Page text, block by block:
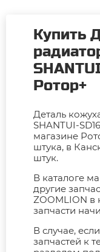
Купить
Ротор+
Деталь
SHANTUI-
магазине
штука, в
штук.
В каталоге
другие
ZOOMLION в
запчасти
В случае,
запчастей к